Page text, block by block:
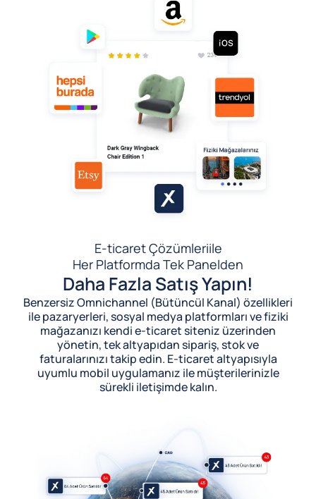
E-ticaret Çözümleriile
Her Platformda Tek Panelden
Daha Fazla Satış Yapın!
Benzersiz Omnichannel (Bütüncül Kanal) özellikleri
ile pazaryerleri, sosyal medya platformları ve fiziki
mağazanızı kendi e-ticaret siteniz üzerinden
yönetin, tek altyapıdan sipariş, stok ve
faturalarınızı takip edin. E-ticaret altyapısıyla
uyumlu mobil uygulamanız ile müşterilerinizle
sürekli iletişimde kalın.